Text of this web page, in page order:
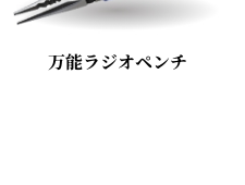
万能ラジオペンチ